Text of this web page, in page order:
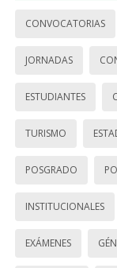
CONVOCATORIAS
JORNADAS
ESTUDIANTES
TURISMO
POSGRADO
INSTITUCIONALES
EXÁMENES